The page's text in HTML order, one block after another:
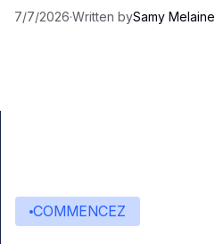
7/7/2026·Written bySamy Melaine
COMMENCEZ